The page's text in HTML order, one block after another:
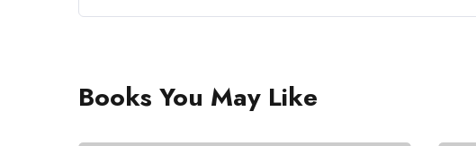
Books You May Like